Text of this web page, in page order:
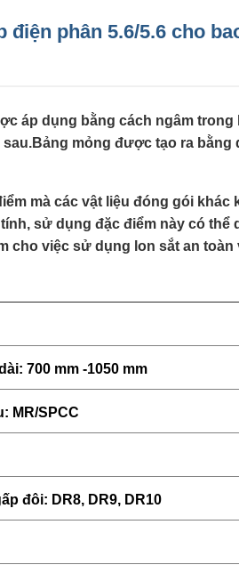
điện phân 5.6/5.6 cho
áp dụng bằng cách ngâm
mỏng được tạo ra
mà các vật liệu đóng gói
sử dụng đặc điểm này có
cho việc sử dụng lon sắt an
700 mm -1050 mm
MR/SPCC
đôi: DR8, DR9, DR10